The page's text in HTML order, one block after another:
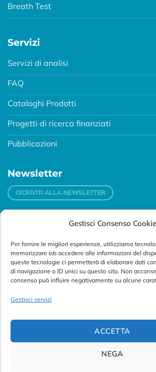
Gestisci Consenso Cookie
Per fornire le migliori esperienze, utilizziamo
memorizzare e/o accedere alle informazioni del
queste tecnologie ci permetterà di elaborare dati
di navigazione o ID unici su questo sito. Non
consenso può influire negativamente su alcune
Gestisci servizi
ACCETTA
NEGA
Breath Test
Servizi
Servizi di analisi
FAQ
Cataloghi Prodotti
Progetti di ricerca finanziati
Pubblicazioni
Newsletter
ISCRIVITI ALLA NEWSLETTER
Padova
Via Svizzera, 16 - 35127 Padova (Italy)
Tel:
+39 049 76 16 98
Telefax: +39 049 870 95 10
Email: